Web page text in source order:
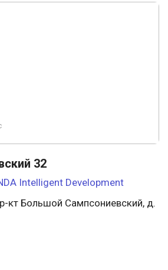
32
Intelligent Development
кт Большой Сампсониевский, д.